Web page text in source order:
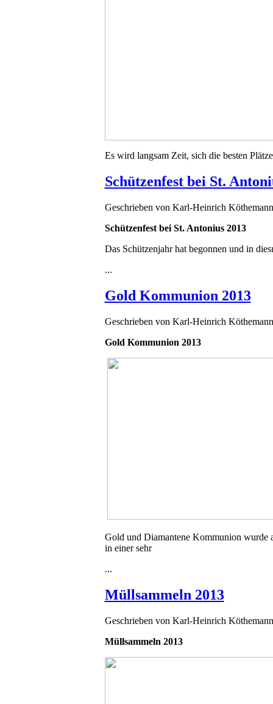
Es wird langsam Zeit, sich die besten
Schützenfest bei St.
Geschrieben von Karl-Heinrich Köthemann
Schützenfest bei St. Antonius 2013
Das Schützenjahr hat begonnen und in
...
Gold Kommunion 2013
Geschrieben von Karl-Heinrich Köthemann
Gold Kommunion 2013
Gold und Diamantene Kommunion wurde
in einer sehr
...
Müllsammeln 2013
Geschrieben von Karl-Heinrich Köthemann
Müllsammeln 2013